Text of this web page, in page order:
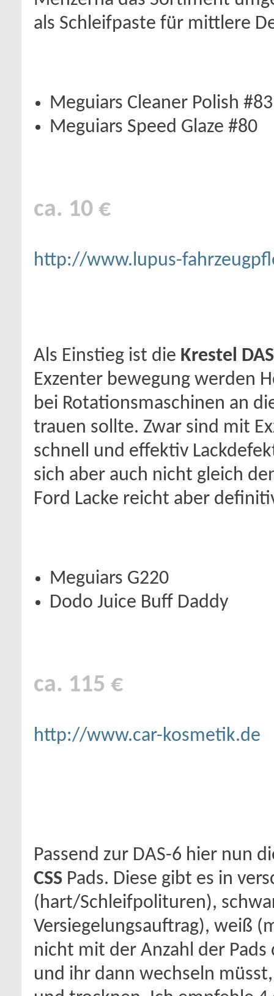
als Schleifpaste für mittlere
Meguiars Cleaner Polish #83
Meguiars Speed Glaze #80
ca. 10 €
http://www.lupus-
Als Einstieg ist die Krestel
Exzenter bewegung werden
bei Rotationsmaschinen an
trauen sollte. Zwar sind mit
schnell und effektiv
sich aber auch nicht gleich
Ford Lacke reicht aber
Meguiars G220
Dodo Juice Buff Daddy
ca. 115 €
http://www.car-kosmetik.de
Passend zur DAS-6 hier nun
CSS Pads. Diese gibt es in
(hart/Schleifpolituren),
Versiegelungsauftrag), weiß
nicht mit der Anzahl der
und ihr dann wechseln